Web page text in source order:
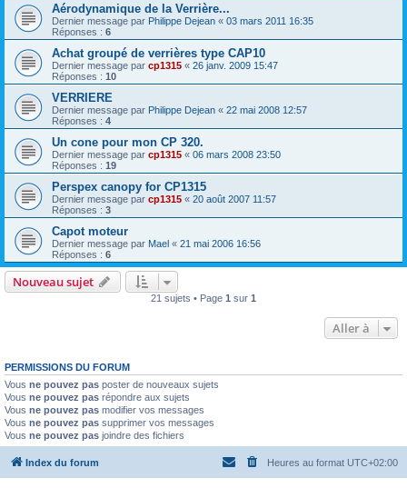
Aérodynamique de la Verrière...
Dernier message par Philippe Dejean « 03 mars 2011 16:35
Réponses : 6
Achat groupé de verrières type CAP10
Dernier message par cp1315 « 26 janv. 2009 15:47
Réponses : 10
VERRIERE
Dernier message par Philippe Dejean « 22 mai 2008 12:57
Réponses : 4
Un cone pour mon CP 320.
Dernier message par cp1315 « 06 mars 2008 23:50
Réponses : 19
Perspex canopy for CP1315
Dernier message par cp1315 « 20 août 2007 11:57
Réponses : 3
Capot moteur
Dernier message par Mael « 21 mai 2006 16:56
Réponses : 6
Nouveau sujet
21 sujets • Page 1 sur 1
Aller à
PERMISSIONS DU FORUM
Vous ne pouvez pas poster de nouveaux sujets
Vous ne pouvez pas répondre aux sujets
Vous ne pouvez pas modifier vos messages
Vous ne pouvez pas supprimer vos messages
Vous ne pouvez pas joindre des fichiers
Index du forum Heures au format UTC+02:00